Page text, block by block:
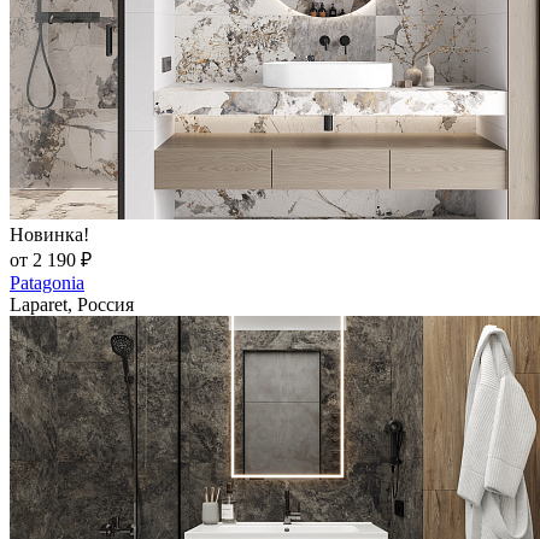
Новинка!
от 2 190 ₽
Patagonia
Laparet, Россия